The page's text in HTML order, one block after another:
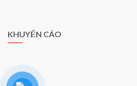
KHUYẾN CÁO
điều khiển phương tiện giao thông.